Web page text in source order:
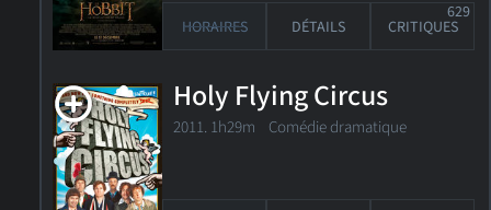
HORAIRES DÉTAILS CRITIQUES
629
Holy Flying Circus
2011. 1h29m Comédie dramatique